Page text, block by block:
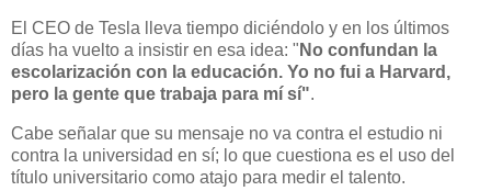
El CEO de Tesla lleva tiempo diciéndolo y en los últimos
días ha vuelto a insistir en esa idea: " No confundan la
escolarización con la educación. Yo no fui a Harvard,
pero la gente que trabaja para mí sí".
Cabe señalar que su mensaje no va contra el estudio ni
contra la universidad en sí; lo que cuestiona es el uso del
título universitario como atajo para medir el talento.